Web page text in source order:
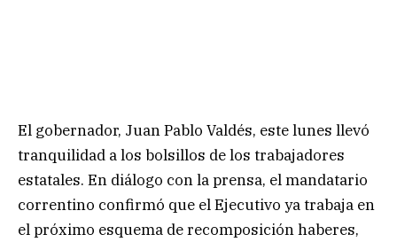
El gobernador, Juan Pablo Valdés, este lunes llevó
tranquilidad a los bolsillos de los trabajadores
estatales. En diálogo con la prensa, el mandatario
correntino confirmó que el Ejecutivo ya trabaja en
el próximo esquema de recomposición haberes,